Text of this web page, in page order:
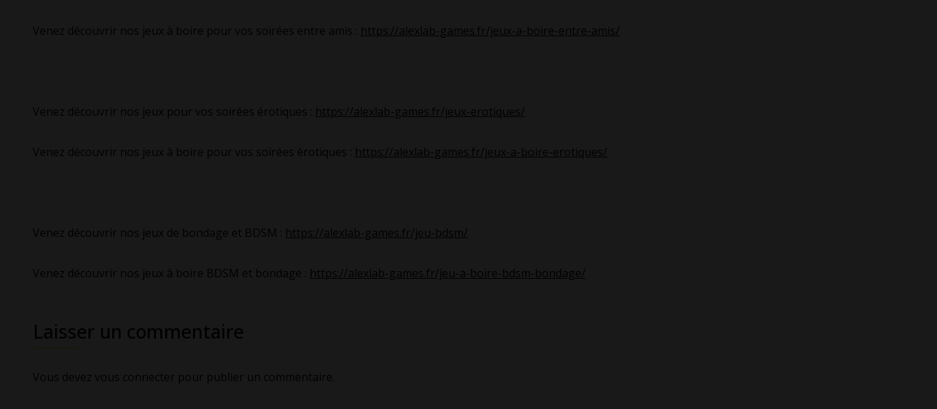
Venez découvrir nos jeux à boire pour vos soirées entre amis : https://alexlab-games.fr/jeux-a-boire-entre-amis/
Venez découvrir nos jeux pour vos soirées érotiques : https://alexlab-games.fr/jeux-erotiques/
Venez découvrir nos jeux à boire pour vos soirées érotiques : https://alexlab-games.fr/jeux-a-boire-erotiques/
Venez découvrir nos jeux de bondage et BDSM : https://alexlab-games.fr/jeu-bdsm/
Venez découvrir nos jeux à boire BDSM et bondage : https://alexlab-games.fr/jeu-a-boire-bdsm-bondage/
Laisser un commentaire
Vous devez vous connecter pour publier un commentaire.